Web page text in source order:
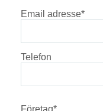
Email adresse*
Telefon
Företag*